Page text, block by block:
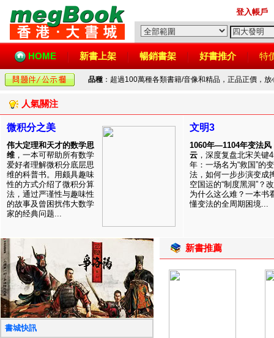
登入帳戶
HOME 新書上架 暢銷書架 好書推介 特
品種 ：超過100萬種各類書籍/音像和精品，正品正價，
人氣關注
微积分之美
伟大定理和天才的数学思
维 ，一本可帮助所有数学
爱好者理解微积分底层思
维的科普书。用颇具趣味
性的方式介绍了微积分算
法，通过严谨性与趣味性
的故事及曾困扰伟大数学
家的经典问题...
文明3
1060年—1104年变法风
云 ，深度复盘北宋关键
年：一场名为“救国”的变
法，如何一步步演变成
空国运的“制度黑洞”？
为什么这么难？一本书
懂变法的全周期困境...
書城快訊
新書推薦